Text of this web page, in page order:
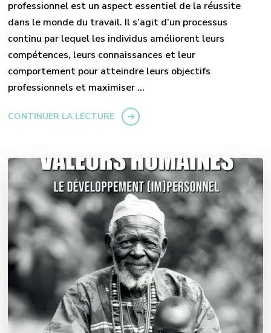
professionnel est un aspect essentiel de la réussite
dans le monde du travail. Il s’agit d’un processus
continu par lequel les individus améliorent leurs
compétences, leurs connaissances et leur
comportement pour atteindre leurs objectifs
professionnels et maximiser …
CONTINUER LA LECTURE